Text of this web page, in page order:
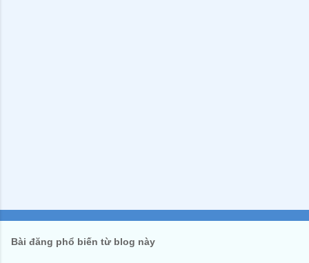
Bài đăng phổ biến từ blog này